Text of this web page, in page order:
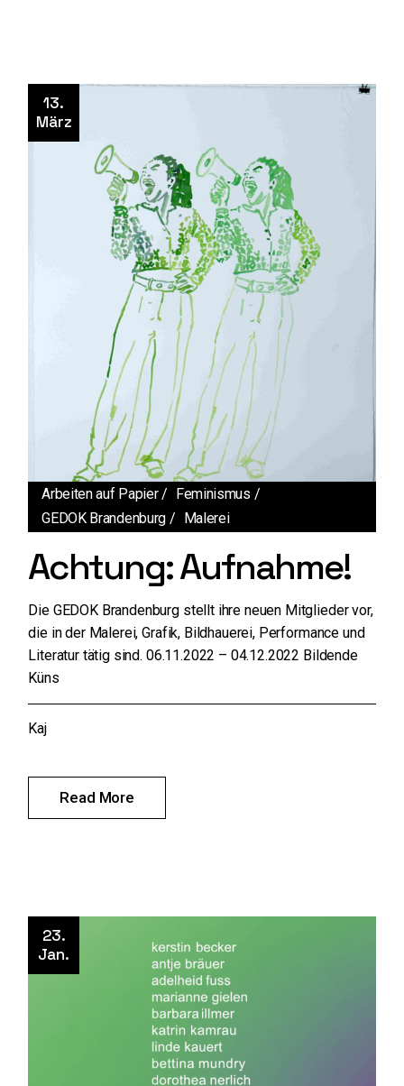
13.
März
Arbeiten auf Papier
Feminismus
GEDOK Brandenburg
Malerei
Achtung: Aufnahme!
Die GEDOK Brandenburg stellt ihre neuen Mitglieder vor,
die in der Malerei, Grafik, Bildhauerei, Performance und
Literatur tätig sind. 06.11.2022 – 04.12.2022 Bildende
Küns
Read More
Kaj
23.
Jan.